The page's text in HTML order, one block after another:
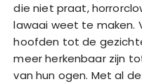
die niet praat,
lawaai weet te maken.
hoofden tot de
meer herkenbaar zijn
van hun ogen. Met al